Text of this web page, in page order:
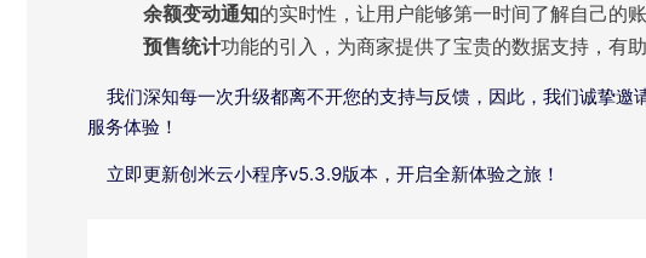
余额变动通知的实时性，让用户能够第一时间了解自己的
预售统计功能的引入，为商家提供了宝贵的数据支持，有
我们深知每一次升级都离不开您的支持与反馈，因此，我们诚挚
服务体验！
立即更新创米云小程序v5.3.9版本，开启全新体验之旅！